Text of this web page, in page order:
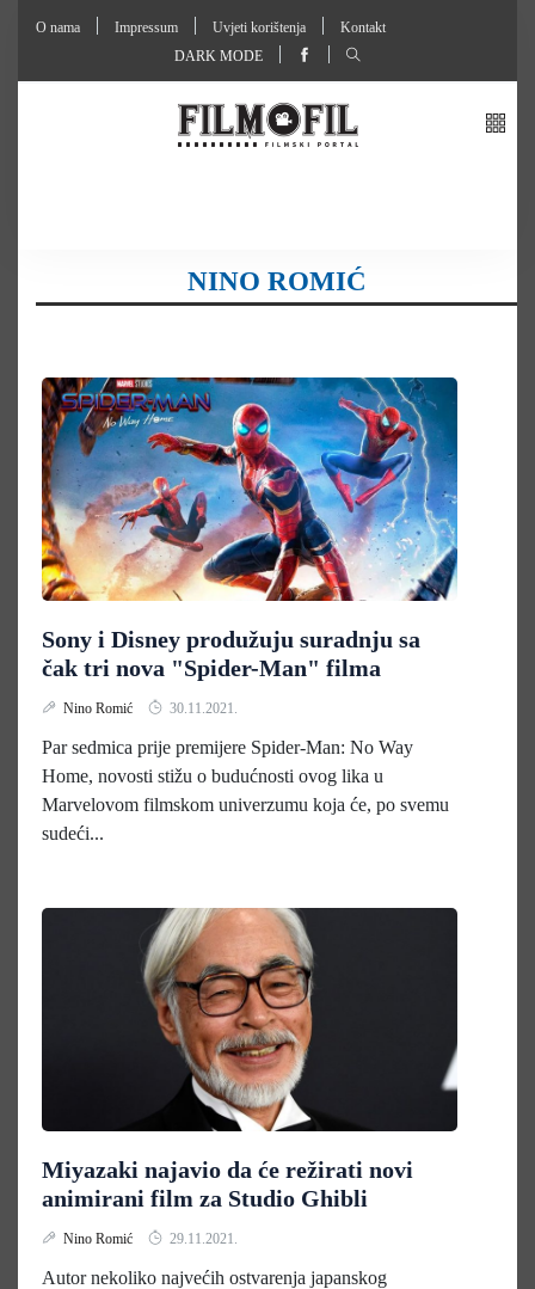
O nama Impressum Uvjeti korištenja
Kontakt
DARK MODE
NINO ROMIĆ
Sony i Disney produžuju suradnju sa
čak tri nova "Spider-Man" filma
Nino Romić 30.11.2021.
Par sedmica prije premijere Spider-Man: No Way
Home, novosti stižu o budućnosti ovog lika u
Marvelovom filmskom univerzumu koja će, po svemu
sudeći...
Miyazaki najavio da će režirati novi
animirani film za Studio Ghibli
Nino Romić 29.11.2021.
Autor nekoliko najvećih ostvarenja japanskog